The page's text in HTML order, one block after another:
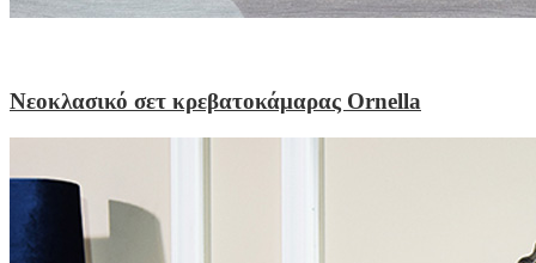
Νεοκλασικό σετ κρεβατοκάμαρας Ornella